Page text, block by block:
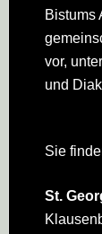
Bistums
vor,
und
Sie
St.